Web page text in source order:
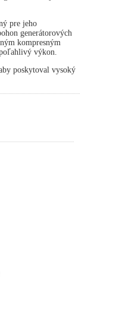
pre jeho
generátorových
kompresným
výkon.
poskytoval vysoký